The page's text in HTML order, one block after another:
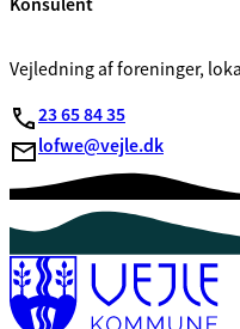
Vejledning af foreninger,
23 65 84 35
lofwe@vejle.dk